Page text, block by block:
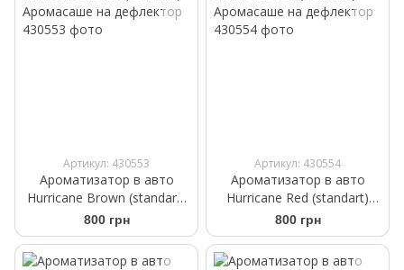
Артикул: 430553
Ароматизатор в авто
Hurricane Brown (standart)
Аромасаше на дефлектор
800 грн
Артикул: 430554
Ароматизатор в авто
Hurricane Red (standart)
Аромасаше на дефлектор
800 грн